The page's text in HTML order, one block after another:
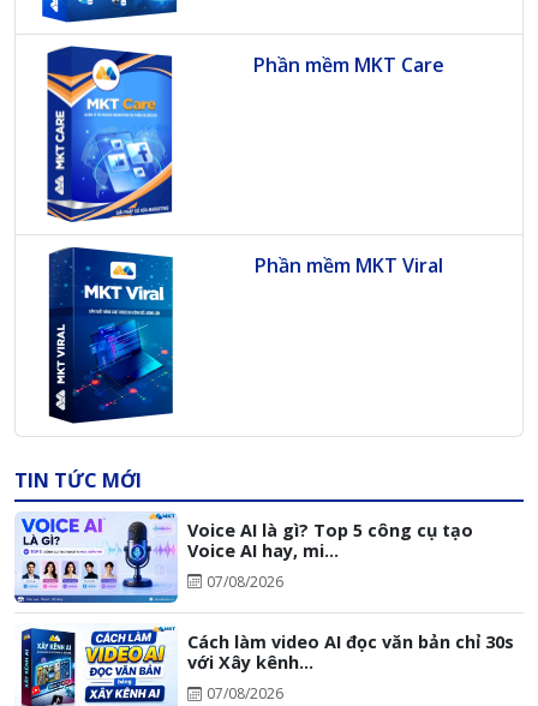
Phần mềm MKT Care
Phần mềm MKT Viral
TIN TỨC MỚI
Voice AI là gì? Top 5 công cụ tạo
Voice AI hay, mi...
07/08/2026
Cách làm video AI đọc văn bản chỉ 30s
với Xây kênh...
07/08/2026